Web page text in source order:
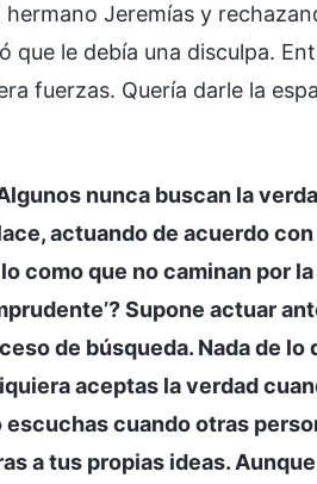
Jeremías y
que le debía una disculpa.
fuerzas. Quería darle la
nunca buscan la
actuando de acuerdo
como que no caminan por
Supone actuar
de búsqueda. Nada de lo
aceptas la verdad
cuando otras
a tus propias ideas.